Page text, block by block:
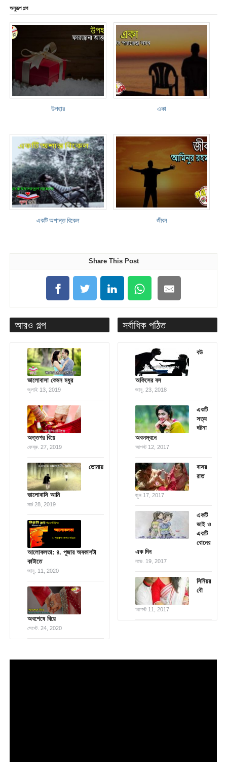
অনুরূপ গল্প
উপহার একা
একটি অশান্ত বিকেল জীবন
Share This Post
আরও গল্প
ভালোবাসা কেমন মধুর
জুলাই 13, 2019
অত্তপর বিয়ে
ফেব্রু. 27, 2019
তোমায়
ভালোবাসি আমি
মার্চ 28, 2019
আলোকলতা: ৪. পূজার অবকাশটা
কাটাতে
জানু. 11, 2020
অবশেষে বিয়ে
সেপ্টে. 24, 2020
সর্বাধিক পঠিত
বউ
অফিসের বস
জানু. 23, 2018
একটি
সত্য
ঘটনা
অবলম্বনে
আগস্ট 12, 2017
বাসর
রাত
জুন 17, 2017
একটি
ভাই ও
একটি
বোনের
এক দিন
নভে. 19, 2017
সিনিয়র
বৌ
আগস্ট 11, 2017